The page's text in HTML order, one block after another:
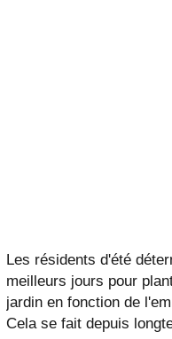
Les résidents d'été
meilleurs jours pour
jardin en fonction de
Cela se fait depuis